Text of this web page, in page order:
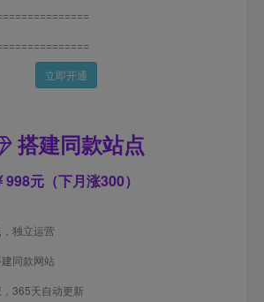
立即开通
搭建同款站点
998元（下月涨300）
独立运营
同款网站
365天自动更新